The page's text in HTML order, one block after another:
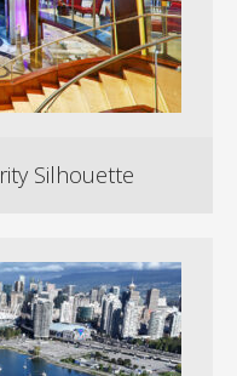
Silhouette